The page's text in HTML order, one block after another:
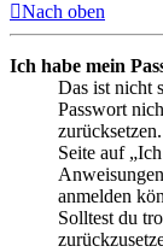
Nach oben
Ich habe mein
Das ist nicht
Passwort
Seite auf
anmelden
Solltest du